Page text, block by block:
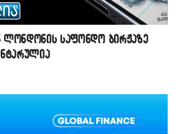
ლონდონის საფონდო ბირჟაზე